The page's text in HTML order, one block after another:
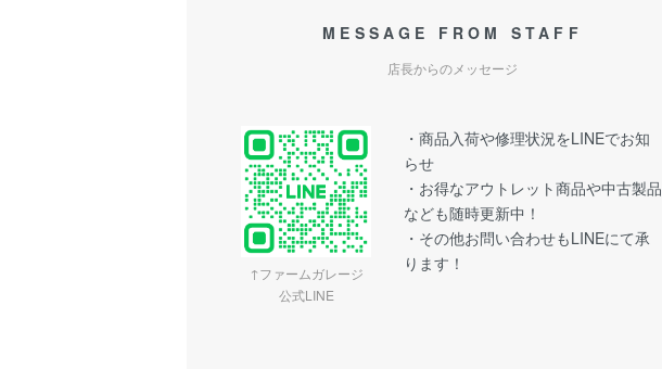
MESSAGE FROM STAFF
店長からのメッセージ
↑ファームガレージ
公式LINE
・商品入荷や修理状況をLINEでお知
らせ
・お得なアウトレット商品や中古製品
なども随時更新中！
・その他お問い合わせもLINEにて承
ります！